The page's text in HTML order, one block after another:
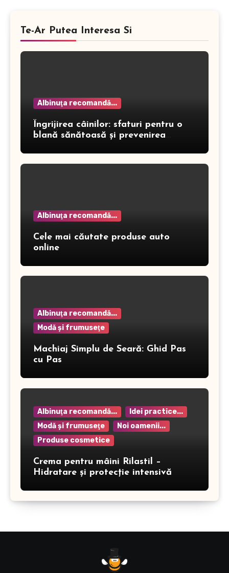
Te-Ar Putea Interesa Si
Albinuţa recomandă...
Îngrijirea câinilor: sfaturi pentru o
blană sănătoasă și prevenirea
Albinuţa recomandă...
Cele mai căutate produse auto
online
Albinuţa recomandă...
Modă şi frumuseţe
Machiaj Simplu de Seară: Ghid Pas
cu Pas
Albinuţa recomandă...
Idei practice...
Modă şi frumuseţe
Noi oamenii...
Produse cosmetice
Crema pentru mâini Rilastil –
Hidratare și protecție intensivă